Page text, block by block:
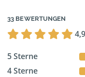
33 BEWERTUNGEN
5 Sterne
4 Sterne